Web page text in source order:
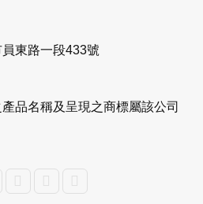
東路一段433號
品名稱及呈現之商標屬該公司